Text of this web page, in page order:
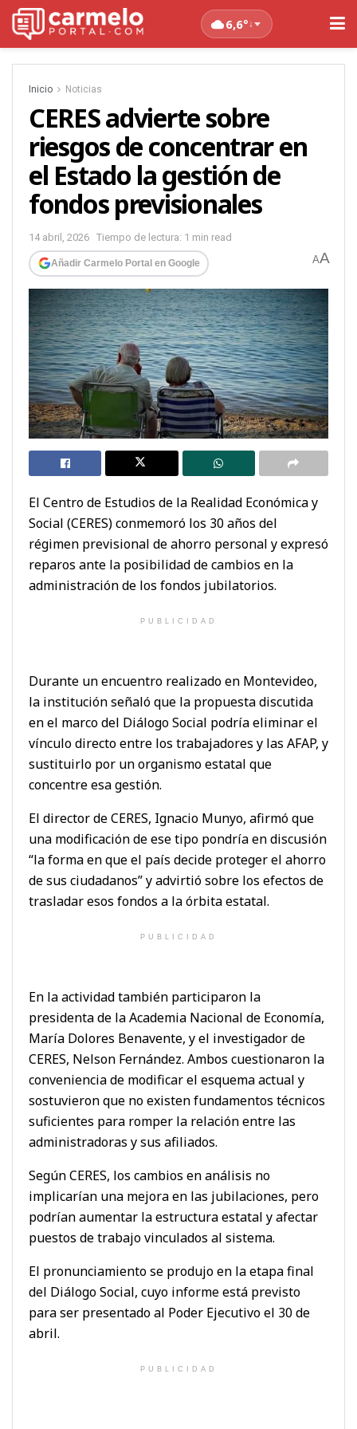
6,6°↓
Inicio Noticias
CERES advierte sobre
riesgos de concentrar en
el Estado la gestión de
fondos previsionales
14 abril, 2026 Tiempo de lectura: 1 min read
Añadir Carmelo Portal en Google AA
El Centro de Estudios de la Realidad Económica y
Social (CERES) conmemoró los 30 años del
régimen previsional de ahorro personal y expresó
reparos ante la posibilidad de cambios en la
administración de los fondos jubilatorios.
PUBLICIDAD
Durante un encuentro realizado en Montevideo,
la institución señaló que la propuesta discutida
en el marco del Diálogo Social podría eliminar el
vínculo directo entre los trabajadores y las AFAP, y
sustituirlo por un organismo estatal que
concentre esa gestión.
El director de CERES, Ignacio Munyo, afirmó que
una modificación de ese tipo pondría en discusión
“la forma en que el país decide proteger el ahorro
de sus ciudadanos” y advirtió sobre los efectos de
trasladar esos fondos a la órbita estatal.
PUBLICIDAD
En la actividad también participaron la
presidenta de la Academia Nacional de Economía,
María Dolores Benavente, y el investigador de
CERES, Nelson Fernández. Ambos cuestionaron la
conveniencia de modificar el esquema actual y
sostuvieron que no existen fundamentos técnicos
suficientes para romper la relación entre las
administradoras y sus afiliados.
Según CERES, los cambios en análisis no
implicarían una mejora en las jubilaciones, pero
podrían aumentar la estructura estatal y afectar
puestos de trabajo vinculados al sistema.
El pronunciamiento se produjo en la etapa final
del Diálogo Social, cuyo informe está previsto
para ser presentado al Poder Ejecutivo el 30 de
abril.
PUBLICIDAD